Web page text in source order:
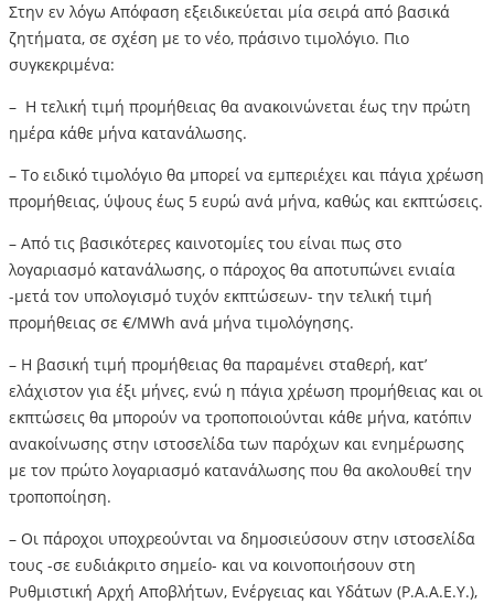
Στην εν λόγω Απόφαση εξειδικεύεται μία σειρά από βασικά
ζητήματα, σε σχέση με το νέο, πράσινο τιμολόγιο. Πιο
συγκεκριμένα:
– Η τελική τιμή προμήθειας θα ανακοινώνεται έως την πρώτη
ημέρα κάθε μήνα κατανάλωσης.
– Το ειδικό τιμολόγιο θα μπορεί να εμπεριέχει και πάγια χρέωση
προμήθειας, ύψους έως 5 ευρώ ανά μήνα, καθώς και εκπτώσεις.
– Από τις βασικότερες καινοτομίες του είναι πως στο
λογαριασμό κατανάλωσης, ο πάροχος θα αποτυπώνει ενιαία
-μετά τον υπολογισμό τυχόν εκπτώσεων- την τελική τιμή
προμήθειας σε €/MWh ανά μήνα τιμολόγησης.
– Η βασική τιμή προμήθειας θα παραμένει σταθερή, κατ’
ελάχιστον για έξι μήνες, ενώ η πάγια χρέωση προμήθειας και οι
εκπτώσεις θα μπορούν να τροποποιούνται κάθε μήνα, κατόπιν
ανακοίνωσης στην ιστοσελίδα των παρόχων και ενημέρωσης
με τον πρώτο λογαριασμό κατανάλωσης που θα ακολουθεί την
τροποποίηση.
– Οι πάροχοι υποχρεούνται να δημοσιεύσουν στην ιστοσελίδα
τους -σε ευδιάκριτο σημείο- και να κοινοποιήσουν στη
Ρυθμιστική Αρχή Αποβλήτων, Ενέργειας και Υδάτων (Ρ.Α.Α.Ε.Υ.),